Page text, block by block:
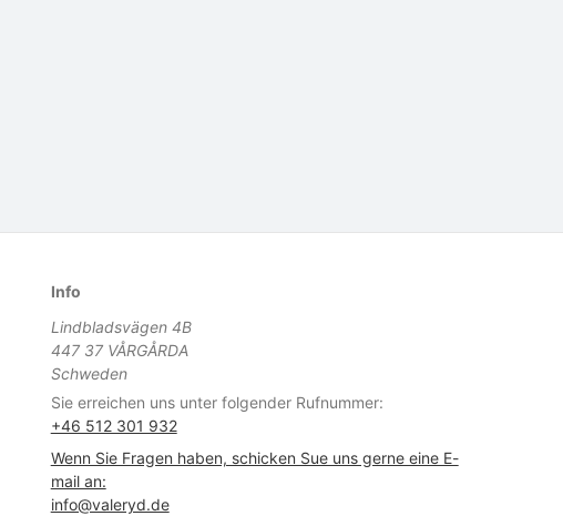
Info
Lindbladsvägen 4B
447 37 VÅRGÅRDA
Schweden
Sie erreichen uns unter folgender Rufnummer:
+46 512 301 932
Wenn Sie Fragen haben, schicken Sue uns gerne eine E-
mail an:
info@valeryd.de